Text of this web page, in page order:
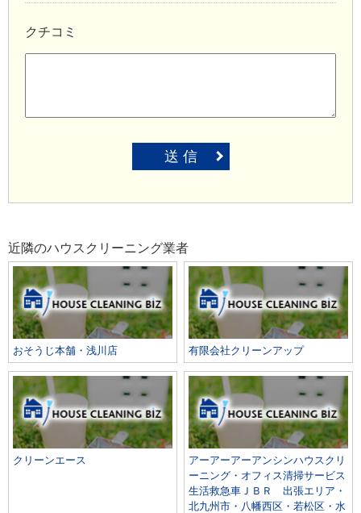
クチコミ
送 信
近隣のハウスクリーニング業者
おそうじ本舗・浅川店 有限会社クリーンアップ
クリーンエース
アーアーアーアンシンハウスクリ
ーニング・オフィス清掃サービス
生活救急車ＪＢＲ 出張エリア・
北九州市・八幡西区・若松区・水